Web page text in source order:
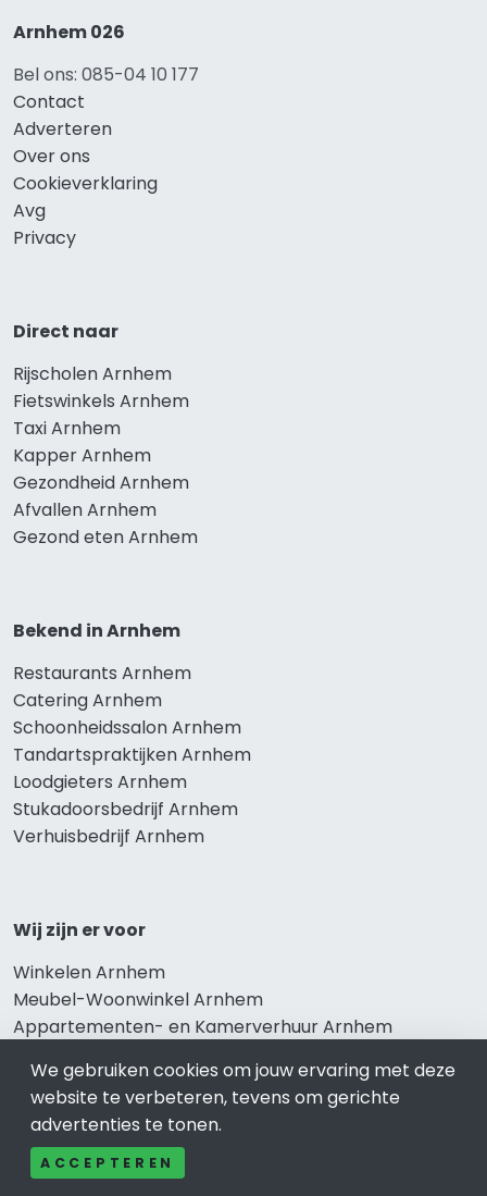
Arnhem 026
Bel ons: 085-04 10 177
Contact
Adverteren
Over ons
Cookieverklaring
Avg
Privacy
Direct naar
Rijscholen Arnhem
Fietswinkels Arnhem
Taxi Arnhem
Kapper Arnhem
Gezondheid Arnhem
Afvallen Arnhem
Gezond eten Arnhem
Bekend in Arnhem
Restaurants Arnhem
Catering Arnhem
Schoonheidssalon Arnhem
Tandartspraktijken Arnhem
Loodgieters Arnhem
Stukadoorsbedrijf Arnhem
Verhuisbedrijf Arnhem
Wij zijn er voor
Winkelen Arnhem
Meubel-Woonwinkel Arnhem
Appartementen- en Kamerverhuur Arnhem
Overnachten Arnhem
Vakantiehuis Arnhem
Bungalowpark Arnhem
We gebruiken cookies om jouw ervaring met deze
website te verbeteren, tevens om gerichte
advertenties te tonen.
ACCEPTEREN